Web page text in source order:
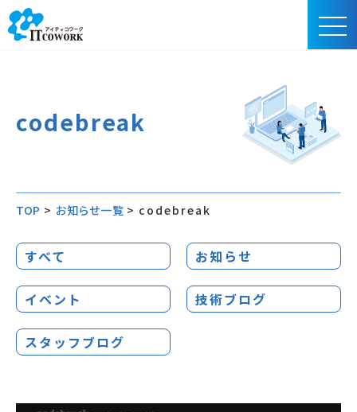
codebreak
TOP > お知らせ一覧 > codebreak
すべて お知らせ
イベント 技術ブログ
スタッフブログ